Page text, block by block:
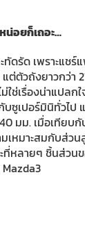
น่อยก็เถอะ…
ดรัด เพราะแ
ต่ตัวถังยาวกว่า
ช่เรื่องน่าแปล
บซูเปอร์มินิทั่วไ
มม. เมื่อเทียบ
เหมาะสมกับส่
หลายๆ ชิ้นส่วน